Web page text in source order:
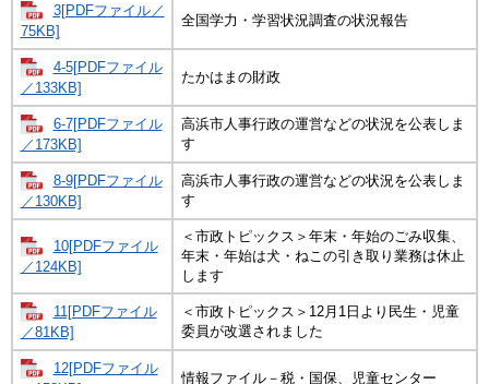
3[PDFファイル／
75KB]
全国学力・学習状況調査の状況報告
4-5[PDFファイル
／133KB]
たかはまの財政
6-7[PDFファイル
／173KB]
高浜市人事行政の運営などの状況を公表しま
す
8-9[PDFファイル
／130KB]
高浜市人事行政の運営などの状況を公表しま
す
10[PDFファイル
／124KB]
＜市政トピックス＞年末・年始のごみ収集、
年末・年始は犬・ねこの引き取り業務は休止
します
11[PDFファイル
／81KB]
＜市政トピックス＞12月1日より民生・児童
委員が改選されました
12[PDFファイル
情報ファイル－税・国保、児童センター